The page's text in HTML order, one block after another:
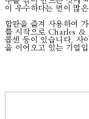
이 우수하다는 면이 많
합판을 즐겨 사용하여
를 시작으로 Charles &
콥센 등이 있습니다. 사
을 이어오고 있는 기업